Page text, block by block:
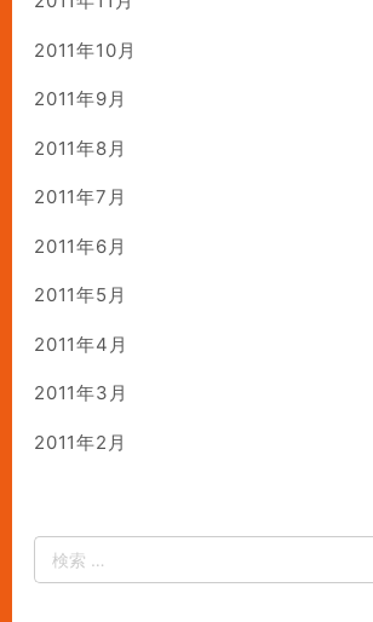
2011年10月
2011年9月
2011年8月
2011年7月
2011年6月
2011年5月
2011年4月
2011年3月
2011年2月